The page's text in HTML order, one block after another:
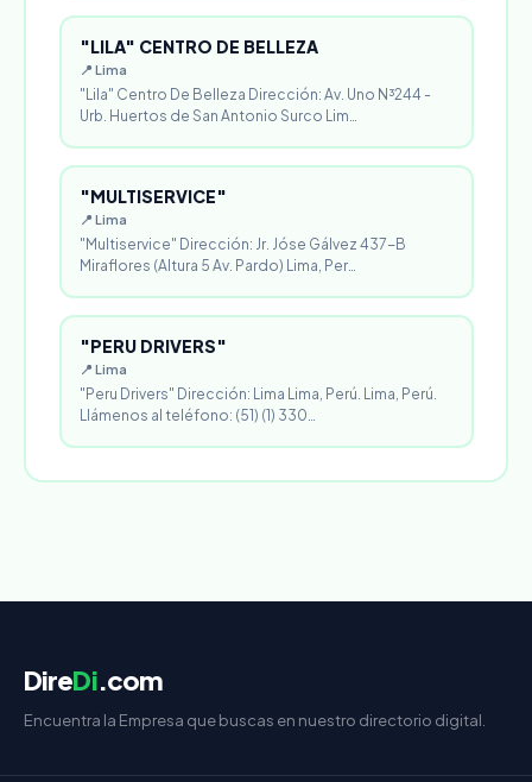
"LILA" CENTRO DE BELLEZA
📍 Lima
"Lila" Centro De Belleza Dirección: Av. Uno N³244 -
Urb. Huertos de San Antonio Surco Lim…
"MULTISERVICE"
📍 Lima
"Multiservice" Dirección: Jr. Jóse Gálvez 437-B
Miraflores (Altura 5 Av. Pardo) Lima, Per…
"PERU DRIVERS"
📍 Lima
"Peru Drivers" Dirección: Lima Lima, Perú. Lima, Perú.
Llámenos al teléfono: (51) (1) 330…
DireDi.com
Encuentra la Empresa que buscas en nuestro directorio digital.